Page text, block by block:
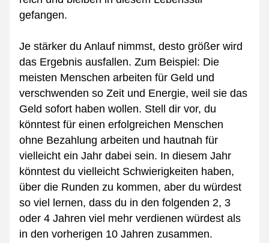
gefangen.
Je stärker du Anlauf nimmst, desto größer wird
das Ergebnis ausfallen. Zum Beispiel: Die
meisten Menschen arbeiten für Geld und
verschwenden so Zeit und Energie, weil sie das
Geld sofort haben wollen. Stell dir vor, du
könntest für einen erfolgreichen Menschen
ohne Bezahlung arbeiten und hautnah für
vielleicht ein Jahr dabei sein. In diesem Jahr
könntest du vielleicht Schwierigkeiten haben,
über die Runden zu kommen, aber du würdest
so viel lernen, dass du in den folgenden 2, 3
oder 4 Jahren viel mehr verdienen würdest als
in den vorherigen 10 Jahren zusammen.